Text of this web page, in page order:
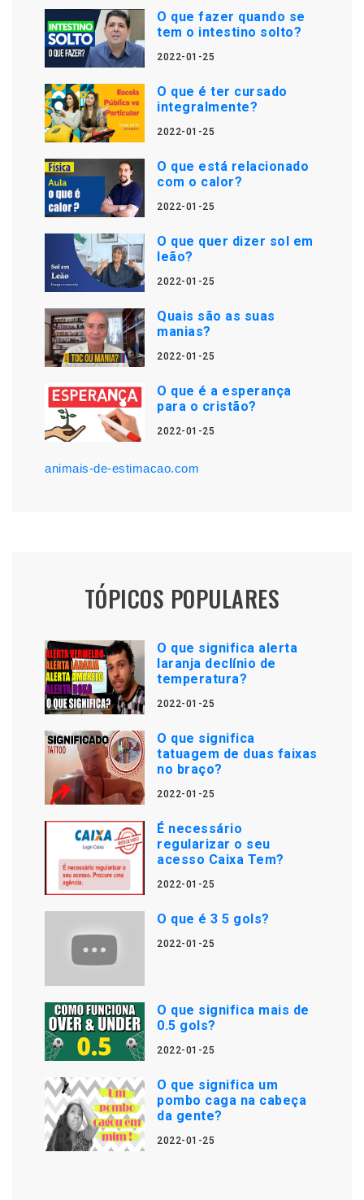
O que fazer quando se
tem o intestino solto?
2022-01-25
O que é ter cursado
integralmente?
2022-01-25
O que está relacionado
com o calor?
2022-01-25
O que quer dizer sol em
leão?
2022-01-25
Quais são as suas
manias?
2022-01-25
O que é a esperança
para o cristão?
2022-01-25
animais-de-estimacao.com
TÓPICOS POPULARES
O que significa alerta
laranja declínio de
temperatura?
2022-01-25
O que significa
tatuagem de duas faixas
no braço?
2022-01-25
É necessário
regularizar o seu
acesso Caixa Tem?
2022-01-25
O que é 3 5 gols?
2022-01-25
O que significa mais de
0.5 gols?
2022-01-25
O que significa um
pombo caga na cabeça
da gente?
2022-01-25